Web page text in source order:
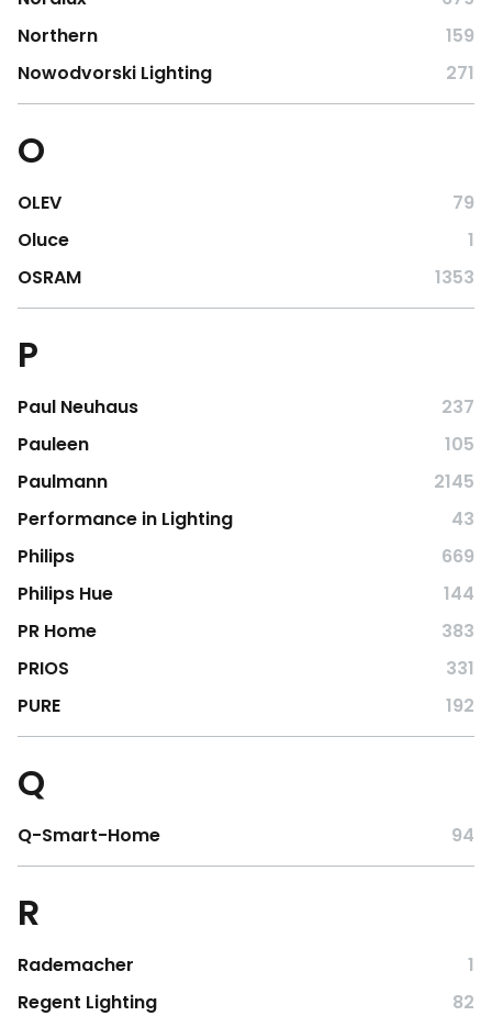
Northern
159
Nowodvorski Lighting
271
O
OLEV
79
Oluce
1
OSRAM
1353
P
Paul Neuhaus
237
Pauleen
105
Paulmann
2145
Performance in Lighting
43
Philips
669
Philips Hue
144
PR Home
383
PRIOS
331
PURE
192
Q
Q-Smart-Home 94
R
Rademacher
1
Regent Lighting
82